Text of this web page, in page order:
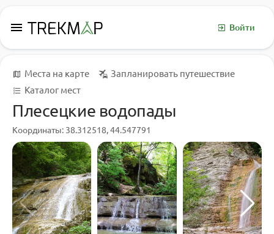
menu Войти
Места на карте
Запланировать путешествие
Каталог мест
Плесецкие водопады
Координаты: 38.312518, 44.547791